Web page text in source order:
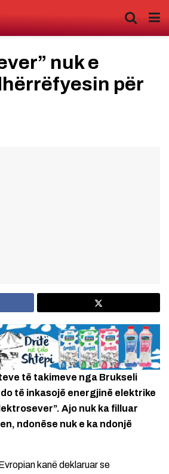
nuk e
për
të takimeve nga Brukseli
të inkasojë energjinë elektrike
Ajo nuk ka filluar
ndonëse nuk e ka ndonjë
kanë deklaruar se